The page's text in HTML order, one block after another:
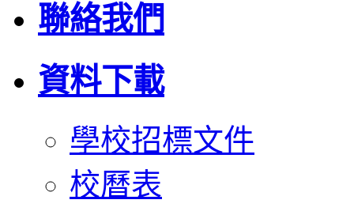
聯絡我們
資料下載
學校招標文件
校曆表